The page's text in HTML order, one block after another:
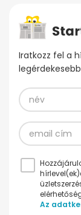
Iratkozz fel a
Az